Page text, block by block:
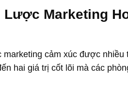
Marketing
cảm xúc được
hai giá trị cốt lõi mà các